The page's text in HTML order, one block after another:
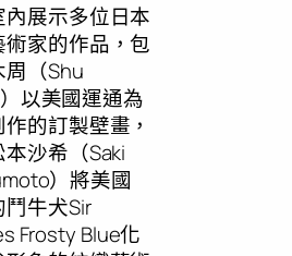
內展示多位日本
術家的作品，包
（Shu
以美國運通為
的訂製壁畫，
沙希（Saki
）將美國
牛犬Sir
Frosty Blue化